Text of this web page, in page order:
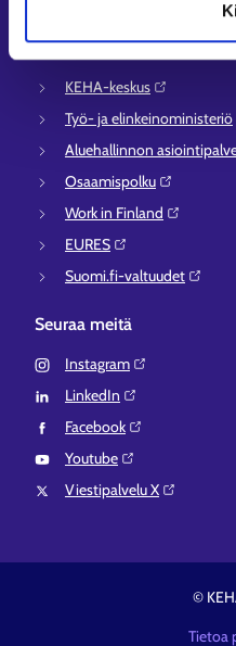
Muualla verkossa
KEHA-keskus⁠
Työ- ja elinkeinoministeriö⁠
Aluehallinnon
Osaamispolku⁠
Work in Finland⁠
EURES⁠
Suomi.fi-valtuudet⁠
Seuraa meitä
Instagram⁠
LinkedIn⁠
Facebook⁠
Youtube⁠
Viestipalvelu X⁠
©
Tietoa